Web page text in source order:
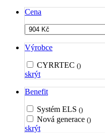
Cena
Výrobce
CYRRTEC ()
skrýt
Benefit
Systém ELS ()
Nová generace ()
skrýt